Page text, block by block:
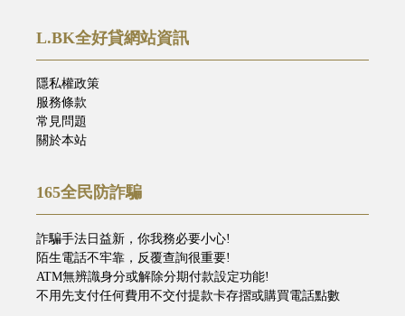
L.BK全好貸網站資訊
隱私權政策
服務條款
常見問題
關於本站
165全民防詐騙
詐騙手法日益新，你我務必要小心!
陌生電話不牢靠，反覆查詢很重要!
ATM無辨識身分或解除分期付款設定功能!
不用先支付任何費用不交付提款卡存摺或購買電話點數